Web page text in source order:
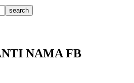
NAMA FB